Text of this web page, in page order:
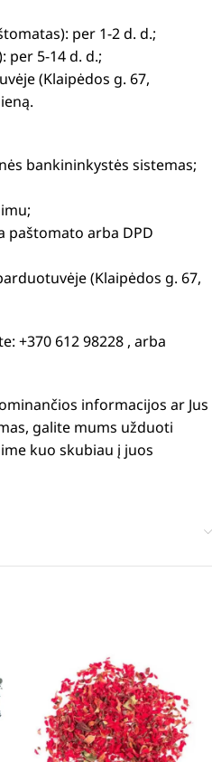
per 1-2 d. d.;
per 5-14 d. d.;
(Klaipėdos g. 67,
bankininkystės sistemas;
paštomato arba DPD
(Klaipėdos g. 67,
+370 612 98228 , arba
informacijos ar Jus
galite mums užduoti
kuo skubiau į juos